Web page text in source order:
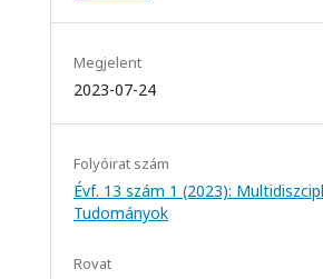
Megjelent
2023-07-24
Folyóirat szám
Évf. 13 szám 1 (2023):
Tudományok
Rovat